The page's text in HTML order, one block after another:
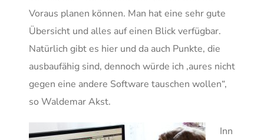
Voraus planen können. Man hat eine sehr gute
Übersicht und alles auf einen Blick verfügbar.
Natürlich gibt es hier und da auch Punkte, die
ausbaufähig sind, dennoch würde ich ,aures nicht
gegen eine andere Software tauschen wollen“,
so Waldemar Akst.
Inn